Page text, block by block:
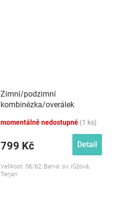
Zimní/podzimní
kombinézka/overálek
momentálně nedostupné (1 ks)
799 Kč Detail
Velikost: 56/62, Barva: sv. růžová,
Terjan